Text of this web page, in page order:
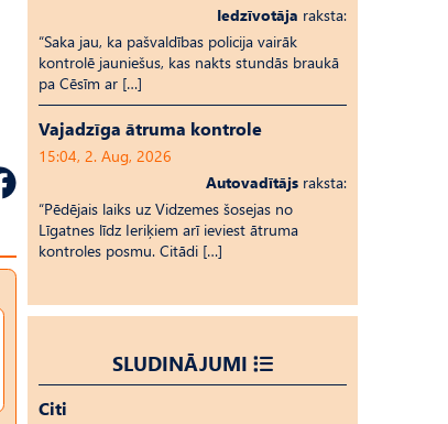
Iedzīvotāja raksta:
“Saka jau, ka pašvaldības policija vairāk
kontrolē jauniešus, kas nakts stundās braukā
pa Cēsīm ar […]
Vajadzīga ātruma kontrole
15:04, 2. Aug, 2026
Autovadītājs raksta:
“Pēdējais laiks uz Vid­ze­mes šosejas no
Līgatnes līdz Ieriķiem arī ieviest ātruma
kontroles posmu. Citādi […]
SLUDINĀJUMI
Citi